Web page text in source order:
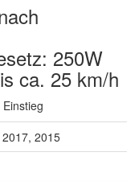
250W
ca. 25 km/h
2015